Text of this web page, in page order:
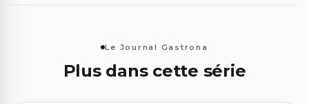
Le Journal Gastrona
Plus dans cette série